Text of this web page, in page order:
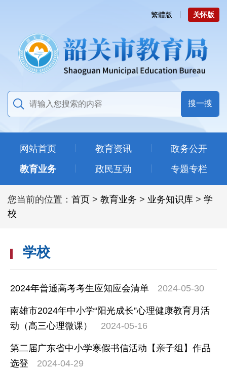
繁體版 关怀版
网站首页 教育资讯
政务公开
教育业务
政民互动 专题专栏
您当前的位置： 首页 > 教育业务 > 业务知识库 > 学
校
学校
2024年普通高考考生应知应会清单 2024-05-30
南雄市2024年中小学“阳光成长”心理健康教育月活
动（高三心理微课）
2024-05-16
第二届广东省中小学寒假书信活动【亲子组】作品
选登
2024-04-29